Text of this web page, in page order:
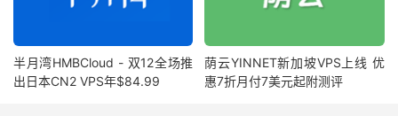
半月湾HMBCloud - 双12全场推
出日本CN2 VPS年$84.99
荫云YINNET新加坡VPS上线 优
惠7折月付7美元起附测评